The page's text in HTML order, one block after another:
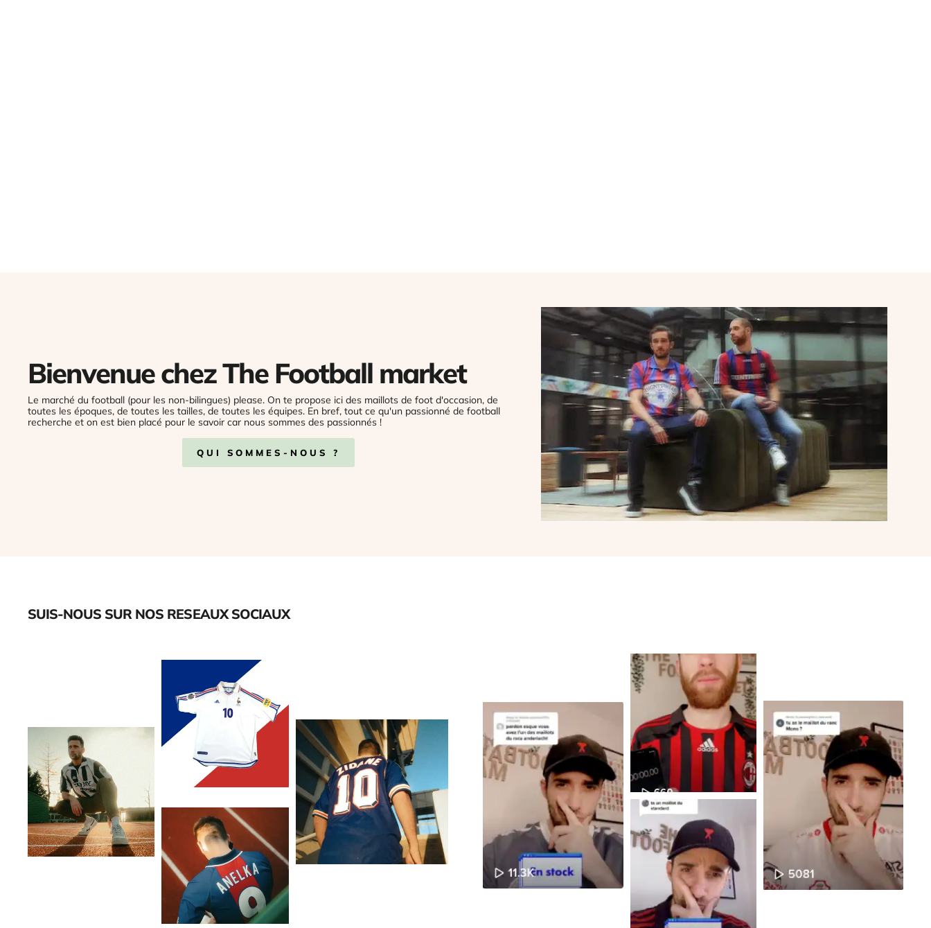
Bienvenue chez The Football market
Le marché du football (pour les non-bilingues) please. On te propose ici des maillots de foot d'occasion, de
toutes les époques, de toutes les tailles, de toutes les équipes. En bref, tout ce qu'un passionné de football
recherche et on est bien placé pour le savoir car nous sommes des passionnés !
QUI SOMMES-NOUS ?
SUIS-NOUS SUR NOS RESEAUX SOCIAUX